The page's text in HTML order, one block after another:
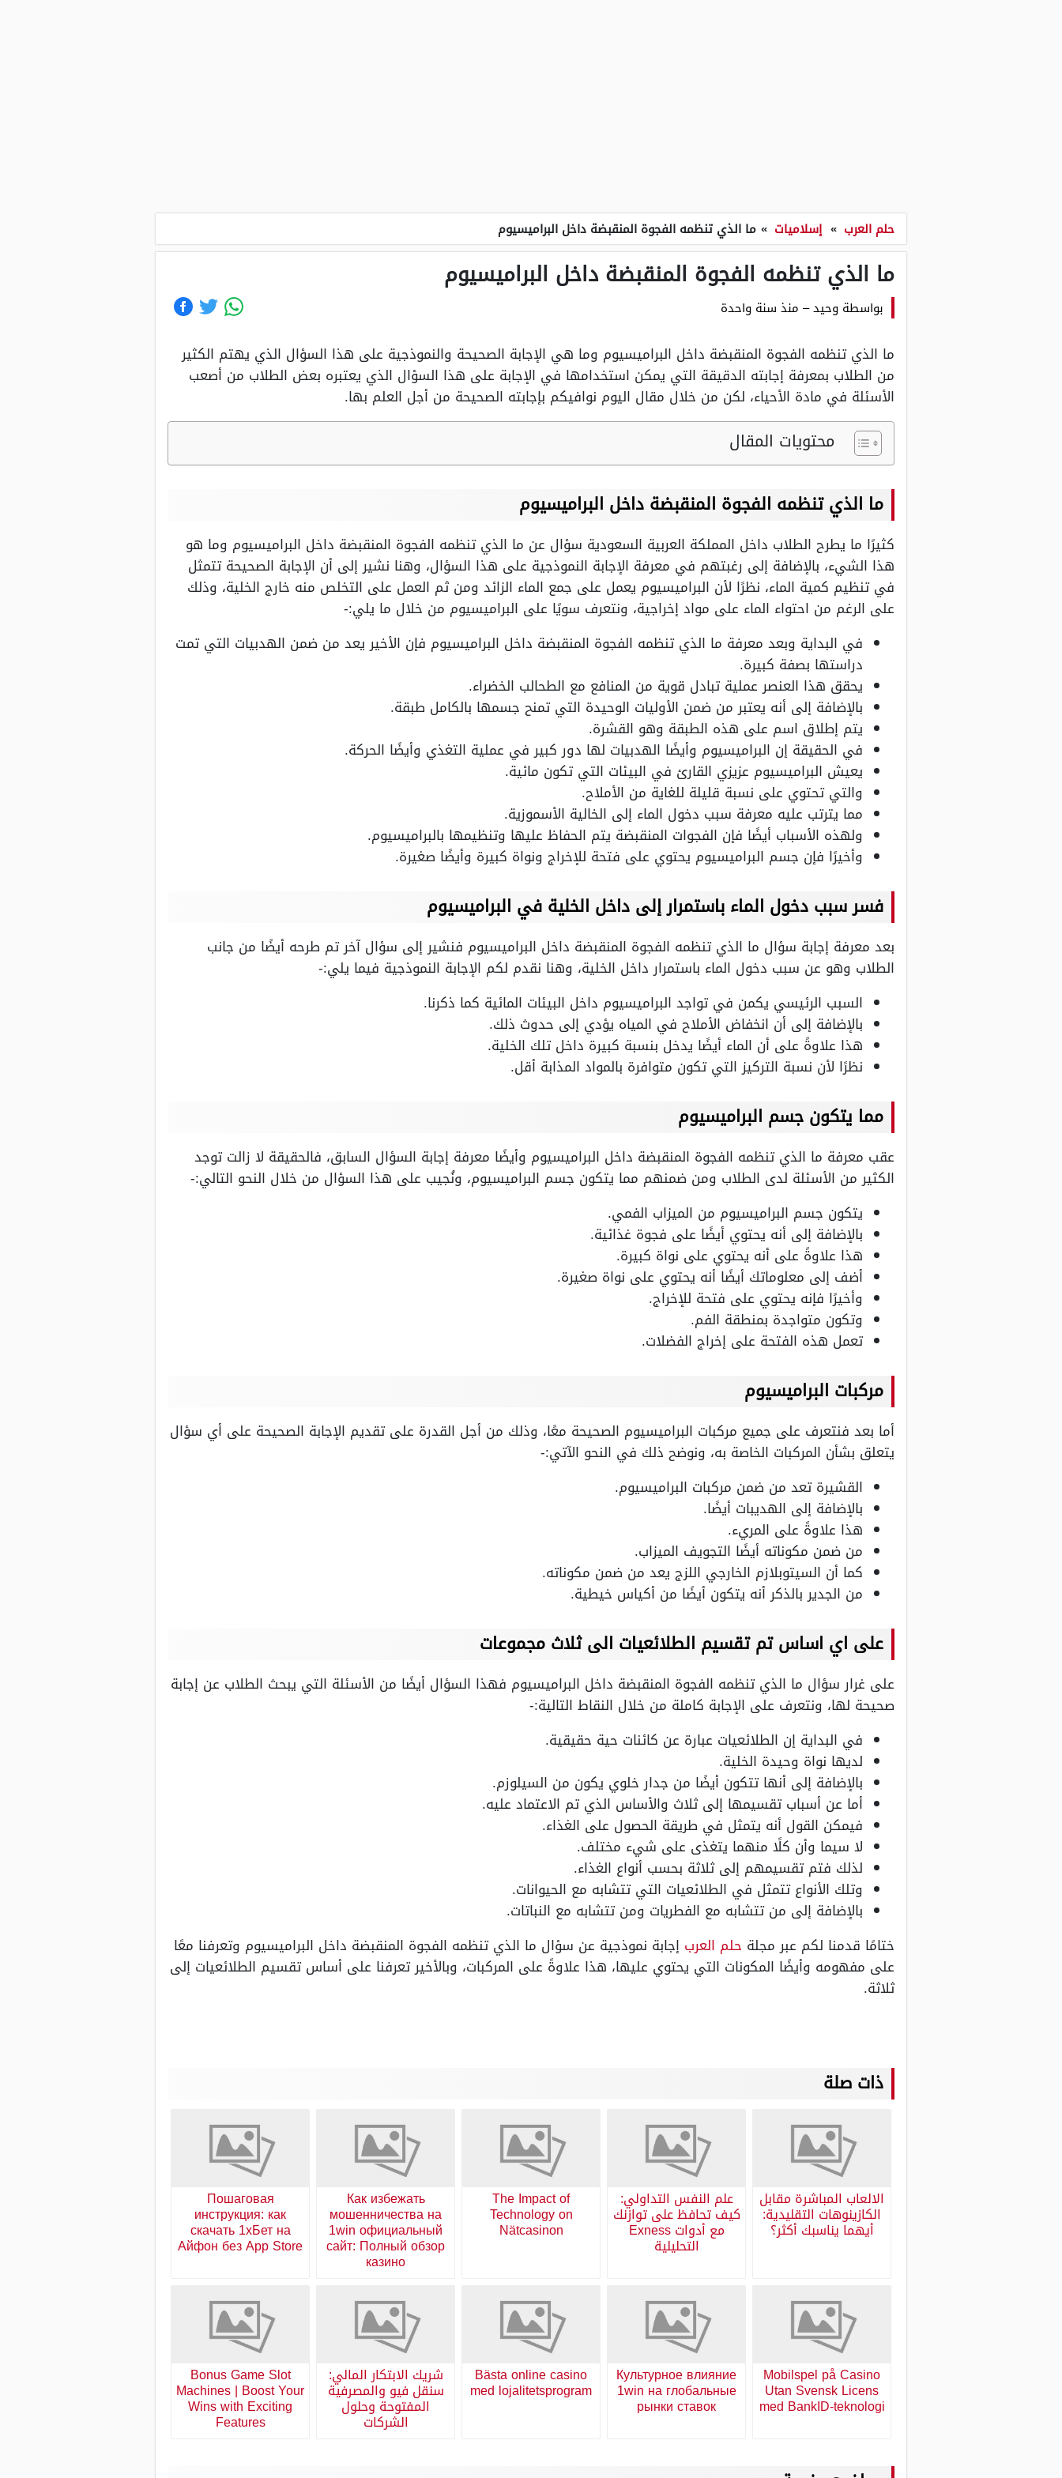
حلم العرب » إسلاميات » ما الذي تنظمه الفجوة المنقبضة داخل البراميسيوم
ما الذي تنظمه الفجوة المنقبضة داخل البراميسيوم
بواسطة وحيد– منذ سنة واحدة
ما الذي تنظمه الفجوة المنقبضة داخل البراميسيوم وما هي الإجابة الصحيحة والنموذجية على هذا السؤال الذي يهتم الكثير
من الطلاب بمعرفة إجابته الدقيقة التي يمكن استخدامها في الإجابة على هذا السؤال الذي يعتبره بعض الطلاب من أصعب
الأسئلة في مادة الأحياء، لكن من خلال مقال اليوم نوافيكم بإجابته الصحيحة من أجل العلم بها.
محتويات المقال
ما الذي تنظمه الفجوة المنقبضة داخل البراميسيوم
كثيرًا ما يطرح الطلاب داخل المملكة العربية السعودية سؤال عن ما الذي تنظمه الفجوة المنقبضة داخل البراميسيوم وما هو
هذا الشيء، بالإضافة إلى رغبتهم في معرفة الإجابة النموذجية على هذا السؤال، وهنا نشير إلى أن الإجابة الصحيحة تتمثل
في تنظيم كمية الماء، نظرًا لأن البراميسيوم يعمل على جمع الماء الزائد ومن ثم العمل على التخلص منه خارج الخلية، وذلك
على الرغم من احتواء الماء على مواد إخراجية، ونتعرف سويًا على البراميسيوم من خلال ما يلي:-
في البداية وبعد معرفة ما الذي تنظمه الفجوة المنقبضة داخل البراميسيوم فإن الأخير يعد من ضمن الهدبيات التي تمت
دراستها بصفة كبيرة.
يحقق هذا العنصر عملية تبادل قوية من المنافع مع الطحالب الخضراء.
بالإضافة إلى أنه يعتبر من ضمن الأوليات الوحيدة التي تمنح جسمها بالكامل طبقة.
يتم إطلاق اسم على هذه الطبقة وهو القشرة.
في الحقيقة إن البراميسيوم وأيضًا الهدبيات لها دور كبير في عملية التغذي وأيضًا الحركة.
يعيش البراميسيوم عزيزي القارئ في البيئات التي تكون مائية.
والتي تحتوي على نسبة قليلة للغاية من الأملاح.
مما يترتب عليه معرفة سبب دخول الماء إلى الخالية الأسموزية.
ولهذه الأسباب أيضًا فإن الفجوات المنقبضة يتم الحفاظ عليها وتنظيمها بالبراميسيوم.
وأخيرًا فإن جسم البراميسيوم يحتوي على فتحة للإخراج ونواة كبيرة وأيضًا صغيرة.
فسر سبب دخول الماء باستمرار إلى داخل الخلية في البراميسيوم
بعد معرفة إجابة سؤال ما الذي تنظمه الفجوة المنقبضة داخل البراميسيوم فنشير إلى سؤال آخر تم طرحه أيضًا من جانب
الطلاب وهو عن سبب دخول الماء باستمرار داخل الخلية، وهنا نقدم لكم الإجابة النموذجية فيما يلي:-
السبب الرئيسي يكمن في تواجد البراميسيوم داخل البيئات المائية كما ذكرنا.
بالإضافة إلى أن انخفاض الأملاح في المياه يؤدي إلى حدوث ذلك.
هذا علاوةً على أن الماء أيضًا يدخل بنسبة كبيرة داخل تلك الخلية.
نظرًا لأن نسبة التركيز التي تكون متوافرة بالمواد المذابة أقل.
مما يتكون جسم البراميسيوم
عقب معرفة ما الذي تنظمه الفجوة المنقبضة داخل البراميسيوم وأيضًا معرفة إجابة السؤال السابق، فالحقيقة لا زالت توجد
الكثير من الأسئلة لدى الطلاب ومن ضمنهم مما يتكون جسم البراميسيوم، ونُجيب على هذا السؤال من خلال النحو التالي:-
يتكون جسم البراميسيوم من الميزاب الفمي.
بالإضافة إلى أنه يحتوي أيضًا على فجوة غذائية.
هذا علاوةً على أنه يحتوي على نواة كبيرة.
أضف إلى معلوماتك أيضًا أنه يحتوي على نواة صغيرة.
وأخيرًا فإنه يحتوي على فتحة للإخراج.
وتكون متواجدة بمنطقة الفم.
تعمل هذه الفتحة على إخراج الفضلات.
مركبات البراميسيوم
أما بعد فنتعرف على جميع مركبات البراميسيوم الصحيحة معًا، وذلك من أجل القدرة على تقديم الإجابة الصحيحة على أي سؤال
يتعلق بشأن المركبات الخاصة به، ونوضح ذلك في النحو الآتي:-
القشيرة تعد من ضمن مركبات البراميسيوم.
بالإضافة إلى الهديبات أيضًا.
هذا علاوةً على المريء.
من ضمن مكوناته أيضًا التجويف الميزاب.
كما أن السيتوبلازم الخارجي اللزج يعد من ضمن مكوناته.
من الجدير بالذكر أنه يتكون أيضًا من أكياس خيطية.
على اي اساس تم تقسيم الطلائعيات الى ثلاث مجموعات
على غرار سؤال ما الذي تنظمه الفجوة المنقبضة داخل البراميسيوم فهذا السؤال أيضًا من الأسئلة التي يبحث الطلاب عن إجابة
صحيحة لها، ونتعرف على الإجابة كاملة من خلال النقاط التالية:-
في البداية إن الطلائعيات عبارة عن كائنات حية حقيقية.
لديها نواة وحيدة الخلية.
بالإضافة إلى أنها تتكون أيضًا من جدار خلوي يكون من السيلوزم.
أما عن أسباب تقسيمها إلى ثلاث والأساس الذي تم الاعتماد عليه.
فيمكن القول أنه يتمثل في طريقة الحصول على الغذاء.
لا سيما وأن كلًا منهما يتغذى على شيء مختلف.
لذلك فتم تقسيمهم إلى ثلاثة بحسب أنواع الغذاء.
وتلك الأنواع تتمثل في الطلائعيات التي تتشابه مع الحيوانات.
بالإضافة إلى من تتشابه مع الفطريات ومن تتشابه مع النباتات.
ختامًا قدمنا لكم عبر مجلة حلم العرب إجابة نموذجية عن سؤال ما الذي تنظمه الفجوة المنقبضة داخل البراميسيوم وتعرفنا معًا
على مفهومه وأيضًا المكونات التي يحتوي عليها، هذا علاوةً على المركبات، وبالأخير تعرفنا على أساس تقسيم الطلائعيات إلى
ثلاثة.
ذات صلة
الالعاب المباشرة مقابل
الكازينوهات التقليدية:
أيهما يناسبك أكثر؟
علم النفس التداولي:
كيف تحافظ على توازنك
مع أدوات Exness
التحليلية
The Impact of
Technology on
Nätcasinon
Как избежать
мошенничества на
1win официальный
сайт: Полный обзор
казино
Пошаговая
инструкция: как
скачать 1хБет на
Айфон без App Store
Mobilspel på Casino
Utan Svensk Licens
med BankID-teknologi
Культурное влияние
1win на глобальные
рынки ставок
Bästa online casino
med lojalitetsprogram
شريك الابتكار المالي:
سنقل فيو والمصرفية
المفتوحة وحلول
الشركات
Bonus Game Slot
Machines | Boost Your
Wins with Exciting
Features